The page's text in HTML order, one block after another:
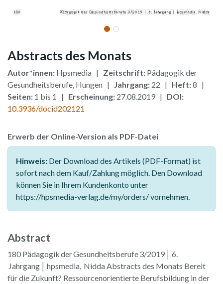
Abstracts des Monats
Autor*innen: Hpsmedia | Zeitschrift: Pädagogik der
Gesundheitsberufe, Hungen | Jahrgang: 22 | Heft:8 |
Seiten: 1 bis 1 | Erscheinung: 27.08.2019 | DOI:
10.3936/docid202121
Erwerb der Online-Version als PDF-Datei
Hinweis: Der Download des Artikels (PDF-Format) ist
sofort nach dem Kauf/Zahlung möglich. Den Download
können Sie in Ihrem Kundenkonto unter
https://hpsmedia-verlag.de/my/orders/ vornehmen.
Abstract
180 Pädagogik der Gesundheitsberufe 3/2019 │ 6.
Jahrgang │ hpsmedia, Nidda Abstracts des Monats Bereit
für die Zukunft? Ressourcenorientierte Berufsbildung in der